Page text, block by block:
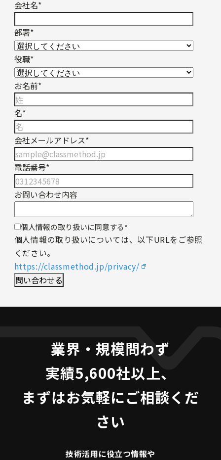
会社名*
部署*
役職*
お名前*
名*
会社メールアドレス*
電話番号*
お問い合わせ内容
個人情報の取り扱いに同意する*
個人情報の取り扱いについては、以下URLをご参照
ください。
https://classmethod.jp/privacy/
業界・規模問わず
実績5,600社以上、
まずはお気軽にご相談くだ
さい
技術活用に役立つ情報や